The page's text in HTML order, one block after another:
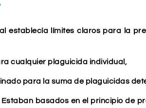
establecía límites claros para la
cualquier plaguicida individual,
para la suma de plaguicidas
basados en el principio de